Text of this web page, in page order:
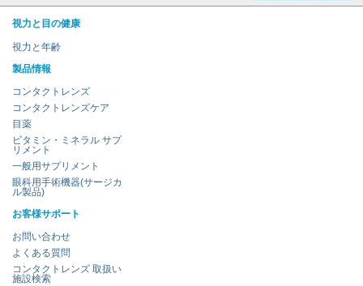
視力と目の健康
視力と年齢
製品情報
コンタクトレンズ
コンタクトレンズケア
目薬
ビタミン・ミネラル サプ
リメント
一般用サプリメント
眼科用手術機器(サージカ
ル製品)
お客様サポート
お問い合わせ
よくある質問
コンタクトレンズ 取扱い
施設検索